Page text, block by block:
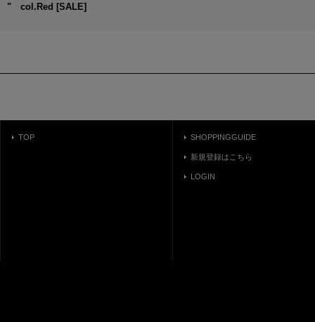
" col.Red [SALE]
TOP SHOPPINGGUIDE
新規登録はこちら
LOGIN